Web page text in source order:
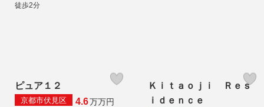
徒歩2分
ピュア１２
京都市伏見区 4.6万万円
Ｋｉｔａｏｊｉ Ｒｅｓ
ｉｄｅｎｃｅ